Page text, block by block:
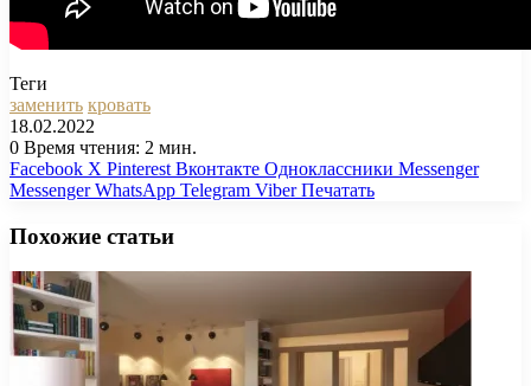
Теги
заменить кровать
18.02.2022
0 Время чтения: 2 мин.
Facebook X Pinterest Вконтакте Одноклассники Messenger
Messenger WhatsApp Telegram Viber Печатать
Похожие статьи